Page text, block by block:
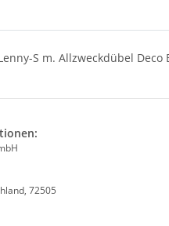
S m. Allzweckdübel Deco
72505